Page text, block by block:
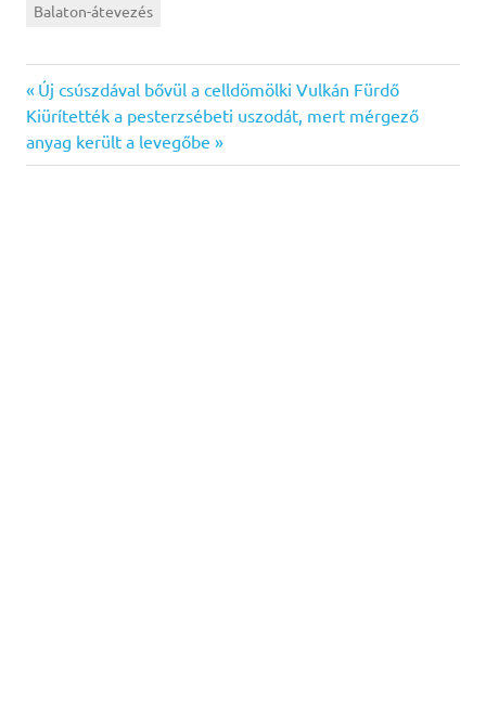
Balaton-átevezés
Bejegyzés
navigáció
Previous
Post:
Új csúszdával bővül a celldömölki Vulkán Fürdő
Next
Post:
Kiürítették a pesterzsébeti uszodát, mert mérgező
anyag került a levegőbe